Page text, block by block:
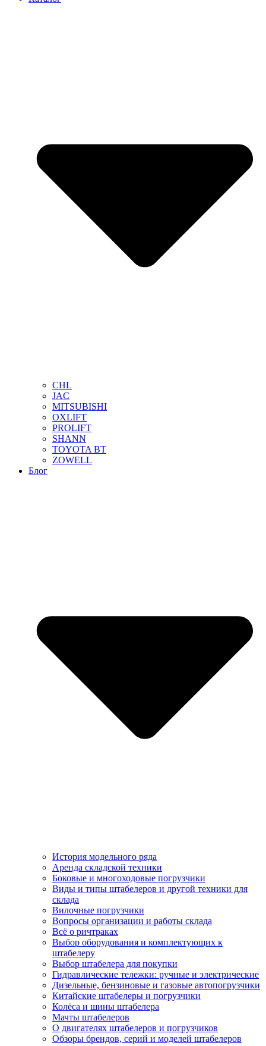
CHL
JAC
MITSUBISHI
OXLIFT
PROLIFT
SHANN
TOYOTA BT
ZOWELL
Блог
История модельного ряда
Аренда складской техники
Боковые и многоходовые погрузчики
Виды и типы штабелеров и другой техники для
склада
Вилочные погрузчики
Вопросы организации и работы склада
Всё о ричтраках
Выбор оборудования и комплектующих к
штабелеру
Выбор штабелера для покупки
Гидравлические тележки: ручные и электрические
Дизельные, бензиновые и газовые автопогрузчики
Китайские штабелеры и погрузчики
Колёса и шины штабелера
Мачты штабелеров
О двигателях штабелеров и погрузчиков
Обзоры брендов, серий и моделей штабелеров